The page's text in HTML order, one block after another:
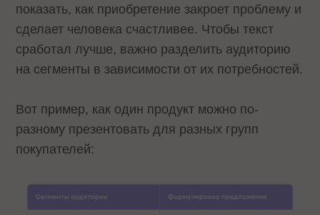
показать, как приобретение закроет проблему и
сделает человека счастливее. Чтобы текст
сработал лучше, важно разделить аудиторию
на сегменты в зависимости от их потребностей.
Вот пример, как один продукт можно по-
разному презентовать для разных групп
покупателей: